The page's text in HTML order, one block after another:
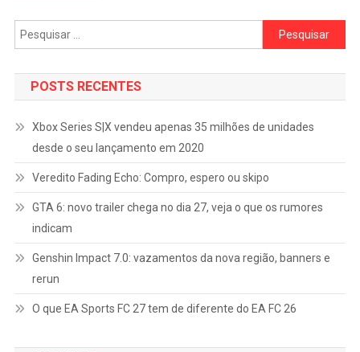
por
posts
Pesquisar
por:
POSTS RECENTES
Xbox Series S|X vendeu apenas 35 milhões de unidades
desde o seu lançamento em 2020
Veredito Fading Echo: Compro, espero ou skipo
GTA 6: novo trailer chega no dia 27, veja o que os rumores
indicam
Genshin Impact 7.0: vazamentos da nova região, banners e
rerun
O que EA Sports FC 27 tem de diferente do EA FC 26